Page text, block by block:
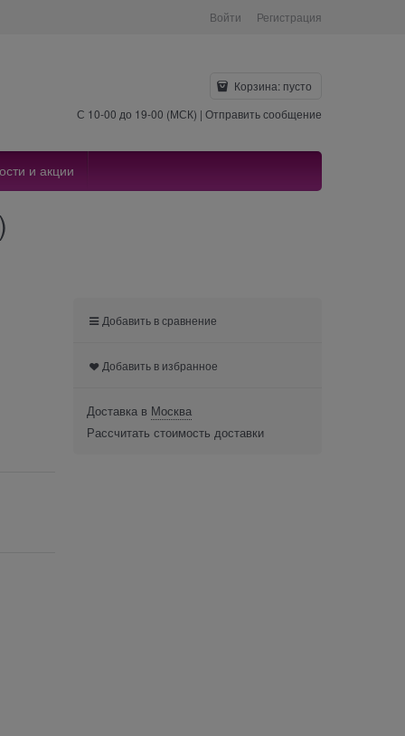
Войти Регистрация
Корзина: пусто
С 10-00 до 19-00 (МСК) | Отправить сообщение
и акции
Добавить в сравнение
Добавить в избранное
Доставка в Москва
Рассчитать стоимость доставки